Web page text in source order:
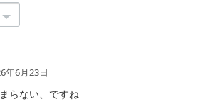
えでお申し込みください。
ューアル(成分など含む)等により、参考
料原産地表示制度]の経過措置期間の終
載の原産国・原材料の表記が旧表記の場
年6月23日
らない、ですね